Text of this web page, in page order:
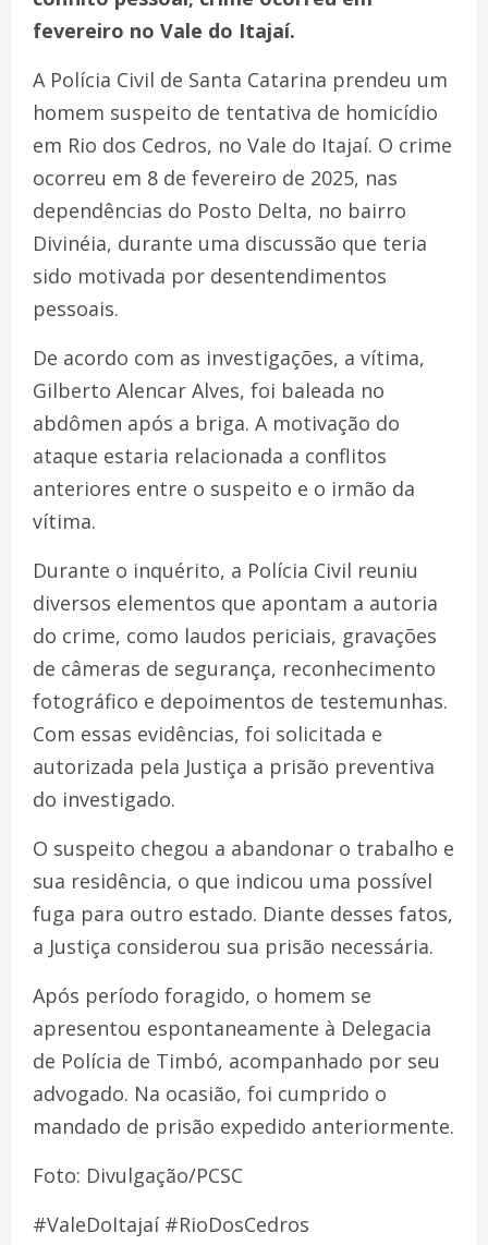
fevereiro no Vale do Itajaí.
A Polícia Civil de Santa Catarina prendeu um
homem suspeito de tentativa de homicídio
em Rio dos Cedros, no Vale do Itajaí. O crime
ocorreu em 8 de fevereiro de 2025, nas
dependências do Posto Delta, no bairro
Divinéia, durante uma discussão que teria
sido motivada por desentendimentos
pessoais.
De acordo com as investigações, a vítima,
Gilberto Alencar Alves, foi baleada no
abdômen após a briga. A motivação do
ataque estaria relacionada a conflitos
anteriores entre o suspeito e o irmão da
vítima.
Durante o inquérito, a Polícia Civil reuniu
diversos elementos que apontam a autoria
do crime, como laudos periciais, gravações
de câmeras de segurança, reconhecimento
fotográfico e depoimentos de testemunhas.
Com essas evidências, foi solicitada e
autorizada pela Justiça a prisão preventiva
do investigado.
O suspeito chegou a abandonar o trabalho e
sua residência, o que indicou uma possível
fuga para outro estado. Diante desses fatos,
a Justiça considerou sua prisão necessária.
Após período foragido, o homem se
apresentou espontaneamente à Delegacia
de Polícia de Timbó, acompanhado por seu
advogado. Na ocasião, foi cumprido o
mandado de prisão expedido anteriormente.
Foto: Divulgação/PCSC
#ValeDoItajaí #RioDosCedros